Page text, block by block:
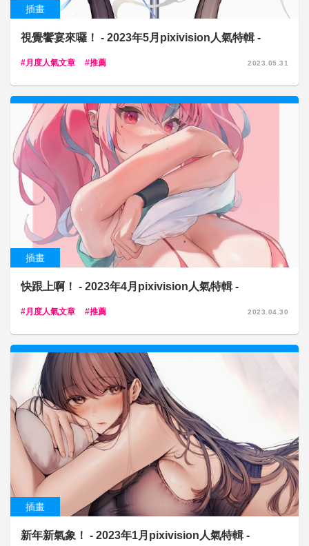
插畫
視覺饗宴來囉！ - 2023年5月pixivision人氣特輯 -
月度人氣文章 推薦 2023.05.31
插畫
快跟上啊！ - 2023年4月pixivision人氣特輯 -
月度人氣文章 推薦 2023.04.30
插畫
新年新氣象！ - 2023年1月pixivision人氣特輯 -